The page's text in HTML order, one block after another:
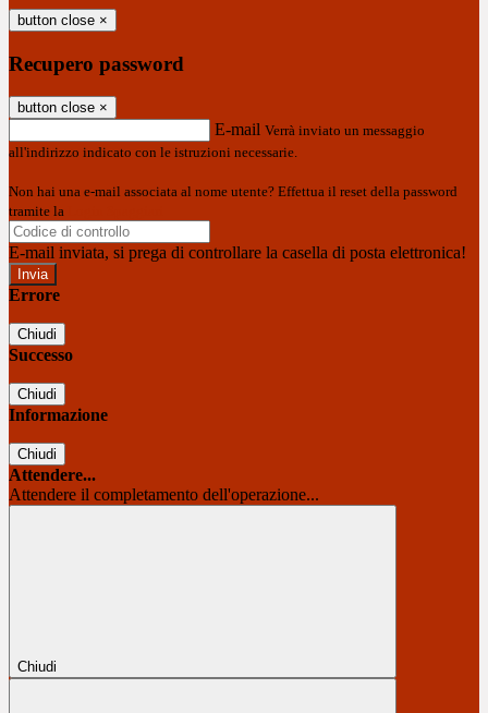
button close ×
Recupero password
button close ×
E-mail Verrà inviato un messaggio
all'indirizzo indicato con le istruzioni necessarie.
Non hai una e-mail associata al nome utente? Effettua il reset della password
tramite la
E-mail inviata, si prega di controllare la casella di posta elettronica!
Errore
Chiudi
Successo
Chiudi
Informazione
Chiudi
Attendere...
Attendere il completamento dell'operazione...
Chiudi